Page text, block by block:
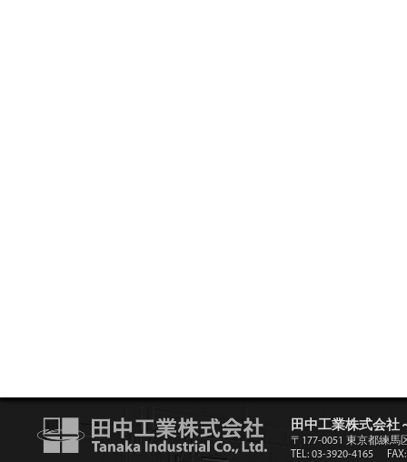
田中工業株式会社
〒177-0051 東京都練馬
TEL: 03-3920-4165